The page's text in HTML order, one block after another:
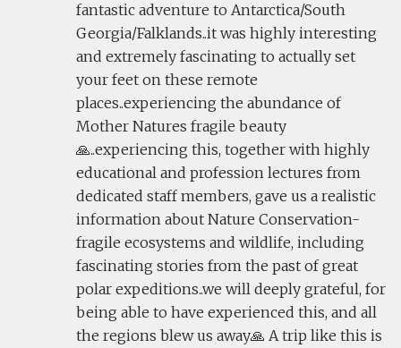
fantastic adventure to Antarctica/South
Georgia/Falklands..it was highly interesting
and extremely fascinating to actually set
your feet on these remote
places..experiencing the abundance of
Mother Natures fragile beauty
🙏..experiencing this, together with highly
educational and profession lectures from
dedicated staff members, gave us a realistic
information about Nature Conservation-
fragile ecosystems and wildlife, including
fascinating stories from the past of great
polar expeditions..we will deeply grateful, for
being able to have experienced this, and all
the regions blew us away🙏 A trip like this is